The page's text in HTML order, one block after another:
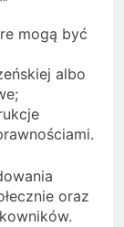
mogą być
albo
oraz